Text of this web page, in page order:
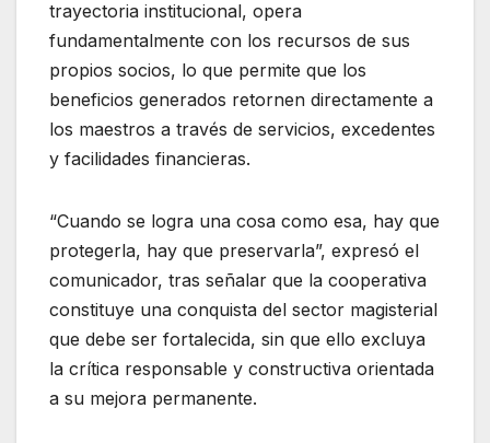
trayectoria institucional, opera
fundamentalmente con los recursos de sus
propios socios, lo que permite que los
beneficios generados retornen directamente a
los maestros a través de servicios, excedentes
y facilidades financieras.
“Cuando se logra una cosa como esa, hay que
protegerla, hay que preservarla”, expresó el
comunicador, tras señalar que la cooperativa
constituye una conquista del sector magisterial
que debe ser fortalecida, sin que ello excluya
la crítica responsable y constructiva orientada
a su mejora permanente.